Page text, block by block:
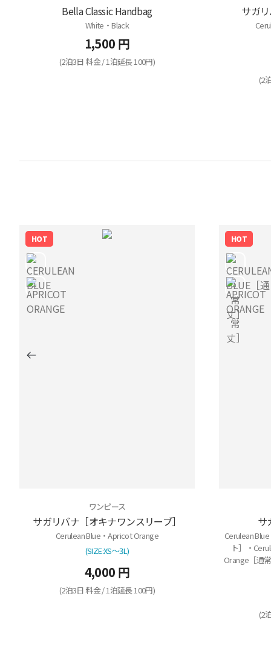
Bella Classic Handbag
White・Black
1,500 円
(2泊3日 料金 / 1泊延長 100円)
サガ
(2
HOT
ワンピース
サガリバナ［オキナワンスリーブ］
Cerulean Blue・Apricot Orange
(SIZE:XS～3L)
4,000 円
(2泊3日 料金 / 1泊延長 100円)
HOT
サ
Cerulean
ト］・
Orange［通
(2